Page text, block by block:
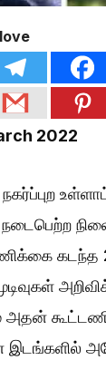
2022
கடந்த
அதன்
இடங்களில்